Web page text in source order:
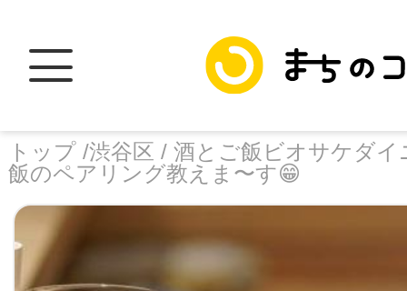
トップ /渋谷区 / 酒とご飯ビオサケダ
飯のペアリング教えま〜す😁
facebook